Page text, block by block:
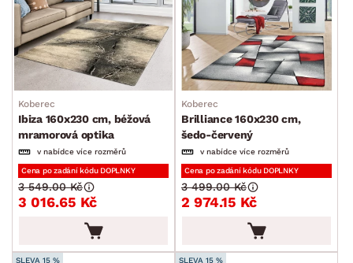
Koberec
Ibiza 160x230 cm, béžová
mramorová optika
v nabídce více rozměrů
Cena po zadání kódu DOPLNKY
3 016.65 Kč
3 549.00 Kč
Koberec
Brilliance 160x230 cm,
šedo-červený
v nabídce více rozměrů
Cena po zadání kódu DOPLNKY
2 974.15 Kč
3 499.00 Kč
SLEVA 15 % SLEVA 15 %